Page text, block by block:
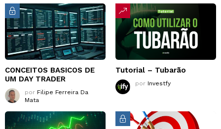
CONCEITOS BASICOS DE
UM DAY TRADER
por Filipe Ferreira Da
Mata
Tutorial – Tubarão
por Investfy